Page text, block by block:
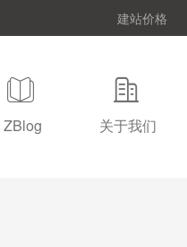
建站价格
ZBlog 关于我们